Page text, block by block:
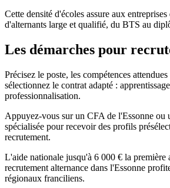
Cette densité d'écoles assure aux
d'alternants large et qualifié, du BTS au
Les démarches pour
Précisez le poste, les compétences
sélectionnez le contrat adapté :
professionnalisation.
Appuyez-vous sur un CFA de l'Essonne ou
spécialisée pour recevoir des profils
recrutement.
L'aide nationale jusqu'à 6 000 € la première
recrutement alternance dans l'Essonne
régionaux franciliens.